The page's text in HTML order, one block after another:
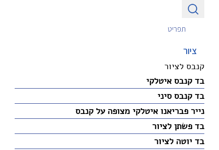
תפריט
ציור
קנבס לציור
בד קנבס איטלקי
בד קנבס סיני
נייר פבריאנו איטלקי מצופה על קנבס
בד פשתן לציור
בד יוטה לציור